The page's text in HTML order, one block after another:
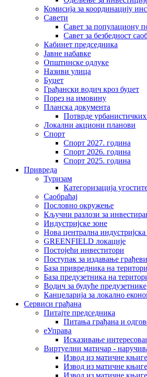
Комисија за координацију
Савети
Савет за популациону
Савет за безбедност
Кабинет председника
Јавне набавке
Општинске одлуке
Називи улица
Буџет
Грађански водич кроз буџет
Порез на имовину
Планска документа
Потврде урбанистичких
Локални акциони планови
Спорт
Спорт 2027. година
Спорт 2026. година
Спорт 2025. година
Привреда
Туризам
Категоризација
Саобраћај
Пословно окружење
Кључни разлози за
Индустријске зоне
Нова централна индустријска
GREENFIELD локације
Постојећи инвеститори
Поступак за издавање
База привредника на
База предузетника на
Водич за будуће предузетнике
Канцеларија за локално
Сервиси грађана
Питајте председника
Питања грађана и
еУправа
Исказивање
Виртуелни матичар -
Извод из матичне
Извод из матичне
Извод из матичне